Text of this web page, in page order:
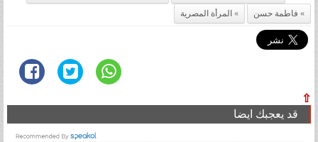
فاطمة حسن
المرأة المصرية
⇧
قد يعجبك ايضا